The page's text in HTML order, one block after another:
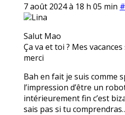
7 août 2024 à 18 h 05 min
Lina
Salut Mao
Ça va et toi ? Mes
merci
Bah en fait je suis comme
l’impression d’être un
intérieurement fin c’est
sais pas si tu